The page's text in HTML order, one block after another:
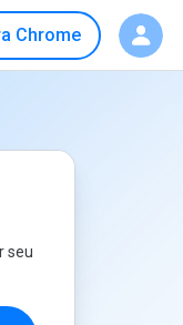
Chrome
seu